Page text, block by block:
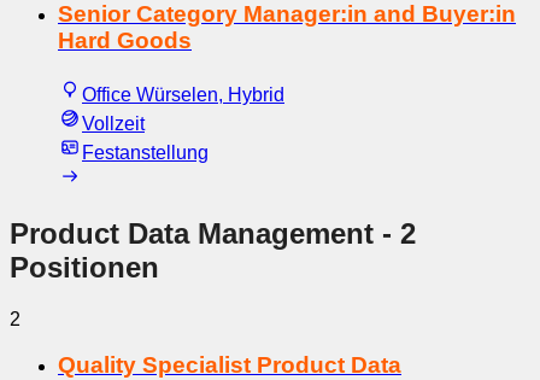
Senior Category Manager:in and Buyer:in
Hard Goods
Office Würselen, Hybrid
Vollzeit
Festanstellung
Product Data Management - 2
Positionen
2
Quality Specialist Product Data